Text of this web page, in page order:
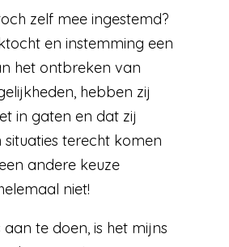
zelf mee ingestemd?
en instemming een
het ontbreken van
hebben zij
in gaten en dat zij
terecht komen
andere keuze
niet!
aan te doen, is het mijns